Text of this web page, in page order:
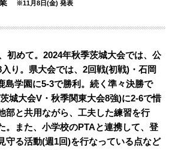
業 ※11月8日(金) 発表
初めて。2024年秋季茨城大会では、公
り。県大会では、2回戦(初戦)・石岡
島学園に5-3で勝利。続く準々決勝で
城大会V・秋季関東大会8強)に2-6で惜
部と共用ながら、工夫した練習を行
。また、小学校のPTAと連携して、登
守る活動(週1回)を行なっている点など